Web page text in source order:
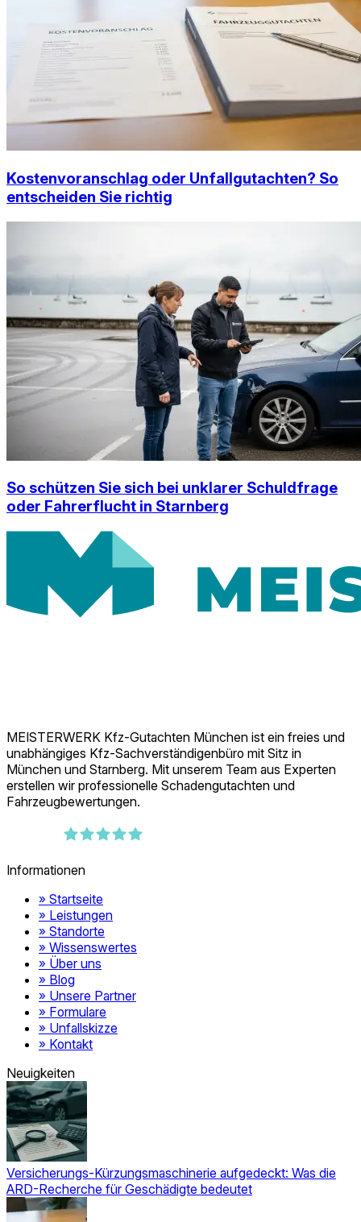
Kostenvoranschlag oder Unfallgutachten? So
entscheiden Sie richtig
So schützen Sie sich bei unklarer Schuldfrage
oder Fahrerflucht in Starnberg
MEISTERWERK Kfz-Gutachten München ist ein freies und
unabhängiges Kfz-Sachverständigenbüro mit Sitz in
München und Starnberg. Mit unserem Team aus Experten
erstellen wir professionelle Schadengutachten und
Fahrzeugbewertungen.
Informationen
» Startseite
» Leistungen
» Standorte
» Wissenswertes
» Über uns
» Blog
» Unsere Partner
» Formulare
» Unfallskizze
» Kontakt
Neuigkeiten
Versicherungs-Kürzungsmaschinerie aufgedeckt: Was die
ARD-Recherche für Geschädigte bedeutet